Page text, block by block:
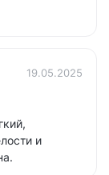
19.05.2025
и